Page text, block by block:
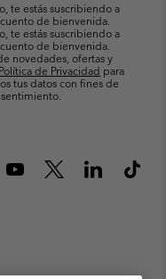
te estás suscribiendo a
de bienvenida.
te estás suscribiendo a
de bienvenida.
novedades, ofertas y
Política de Privacidad para
tus datos con fines de